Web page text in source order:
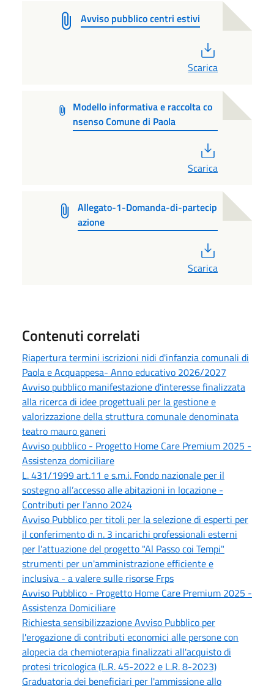
Avviso pubblico centri estivi
Scarica
Modello informativa e raccolta co
nsenso Comune di Paola
Scarica
Allegato-1-Domanda-di-partecip
azione
Scarica
Contenuti correlati
Riapertura termini iscrizioni nidi d'infanzia comunali di
Paola e Acquappesa- Anno educativo 2026/2027
Avviso pubblico manifestazione d'interesse finalizzata
alla ricerca di idee progettuali per la gestione e
valorizzazione della struttura comunale denominata
teatro mauro ganeri
Avviso pubblico - Progetto Home Care Premium 2025 -
Assistenza domiciliare
L. 431/1999 art.11 e s.m.i. Fondo nazionale per il
sostegno all’accesso alle abitazioni in locazione -
Contributi per l’anno 2024
Avviso Pubblico per titoli per la selezione di esperti per
il conferimento di n. 3 incarichi professionali esterni
per l'attuazione del progetto "Al Passo coi Tempi"
strumenti per un'amministrazione efficiente e
inclusiva - a valere sulle risorse Frps
Avviso Pubblico - Progetto Home Care Premium 2025 -
Assistenza Domiciliare
Richiesta sensibilizzazione Avviso Pubblico per
l'erogazione di contributi economici alle persone con
alopecia da chemioterapia finalizzati all'acquisto di
protesi tricologica (L.R. 45-2022 e L.R. 8-2023)
Graduatoria dei beneficiari per l'ammissione allo